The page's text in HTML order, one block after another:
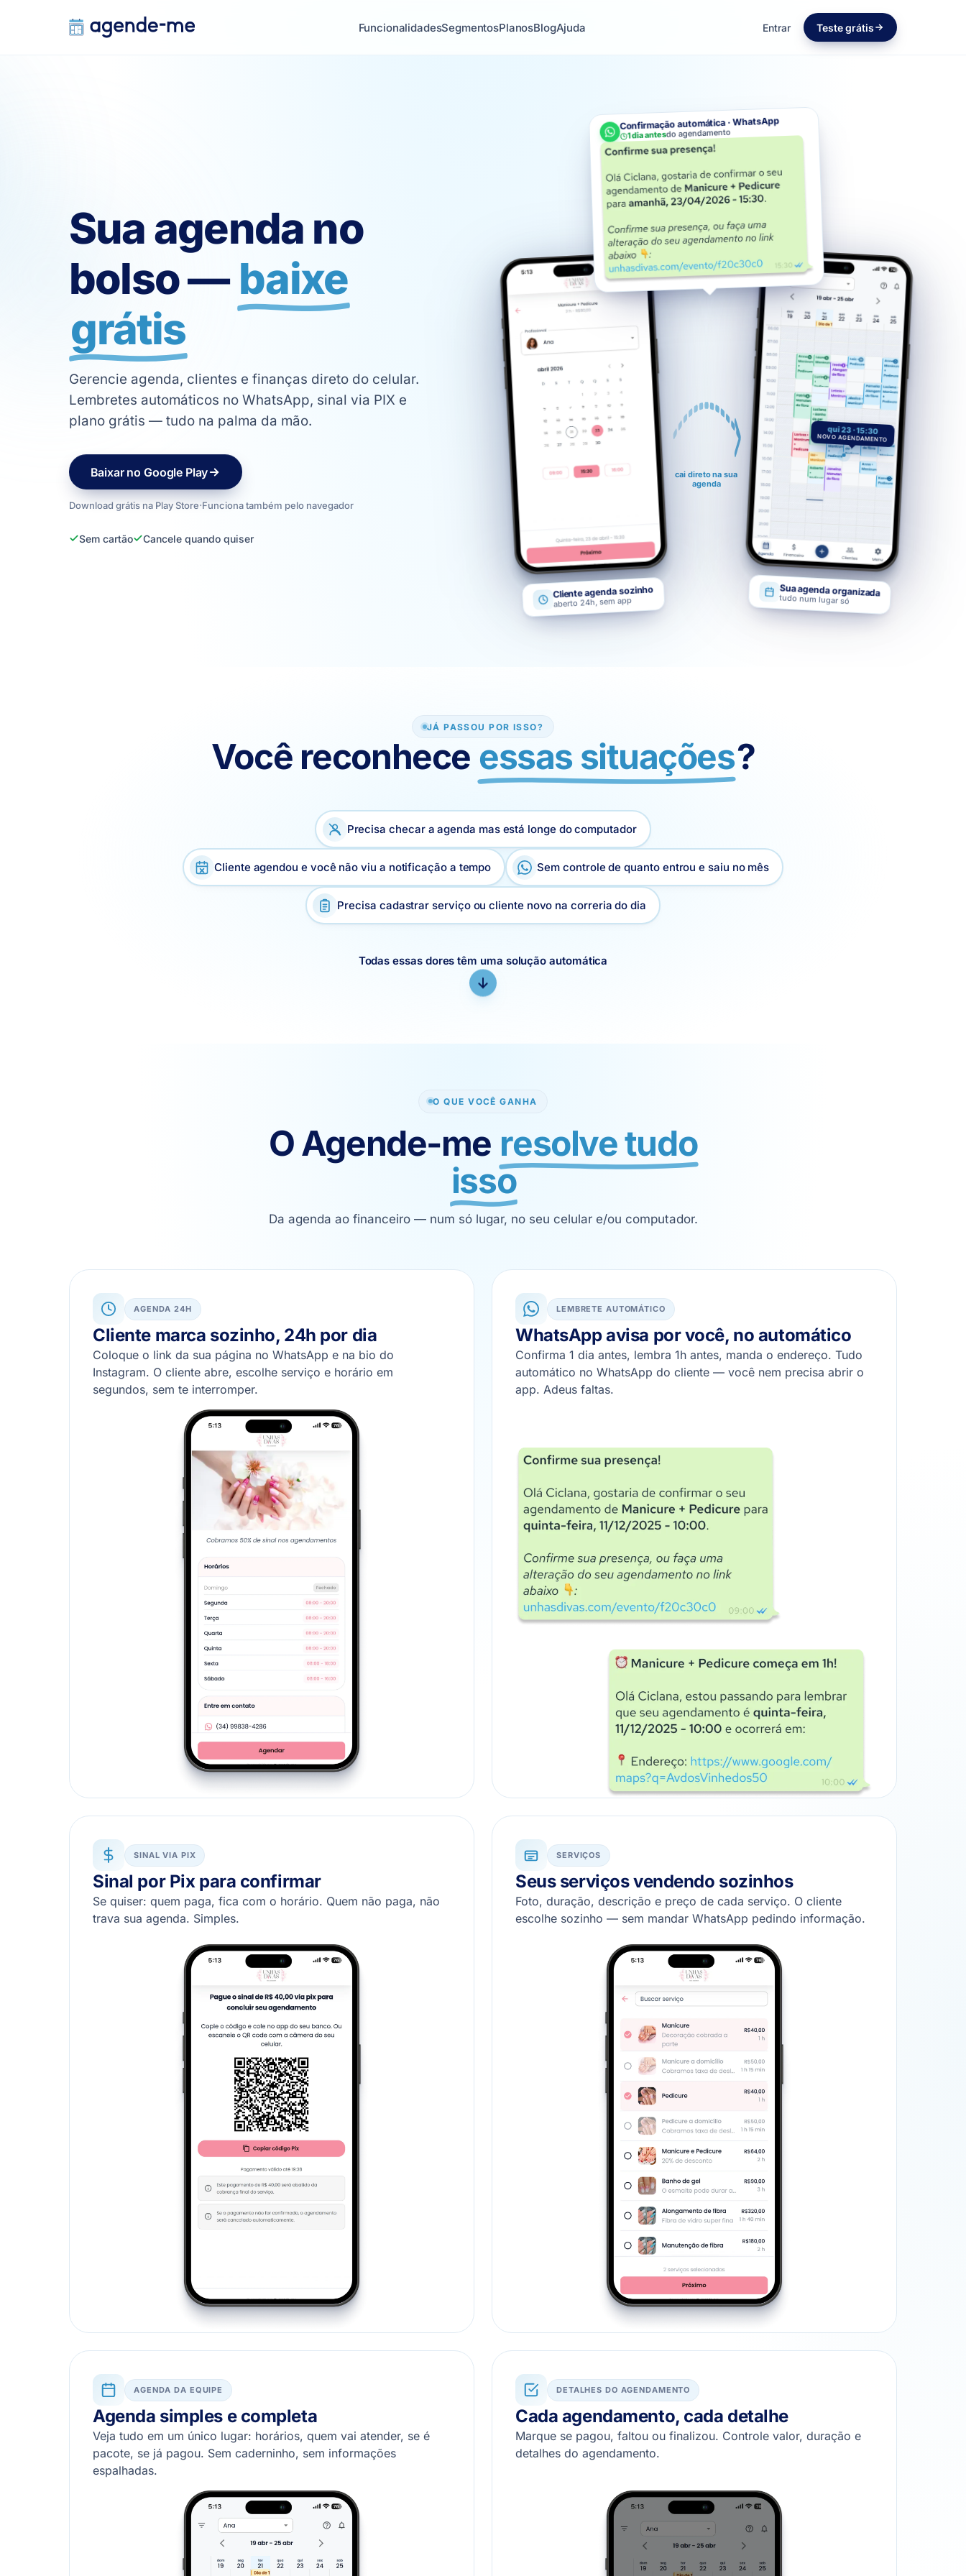
FuncionalidadesSegmentosPlanosBlogAjuda Entrar Teste grátis
Sua agenda no
bolso —baixe
grátis
Gerencie agenda, clientes e finanças direto do celular.
Lembretes automáticos no WhatsApp, sinal via PIX e
plano grátis — tudo na palma da mão.
Baixar no Google Play
Download grátis na Play Store·Funciona também pelo navegador
Sem cartão Cancele quando quiser
Cliente agenda sozinho
aberto 24h, sem app
cai direto na sua
agenda
qui 23 · 15:30
NOVO AGENDAMENTO
Sua agenda organizada
tudo num lugar só
Confirmação automática · WhatsApp
1 dia antesdo agendamento
JÁ PASSOU POR ISSO?
Você reconhece essas situações?
Precisa checar a agenda mas está longe do computador
Cliente agendou e você não viu a notificação a tempo Sem controle de quanto entrou e saiu no mês
Precisa cadastrar serviço ou cliente novo na correria do dia
Todas essas dores têm uma solução automática
O QUE VOCÊ GANHA
O Agende-me resolve tudo
isso
Da agenda ao financeiro — num só lugar, no seu celular e/ou computador.
AGENDA 24H
Cliente marca sozinho, 24h por dia
Coloque o link da sua página no WhatsApp e na bio do
Instagram. O cliente abre, escolhe serviço e horário em
segundos, sem te interromper.
LEMBRETE AUTOMÁTICO
WhatsApp avisa por você, no automático
Confirma 1 dia antes, lembra 1h antes, manda o endereço. Tudo
automático no WhatsApp do cliente — você nem precisa abrir o
app. Adeus faltas.
SINAL VIA PIX
Sinal por Pix para confirmar
Se quiser: quem paga, fica com o horário. Quem não paga, não
trava sua agenda. Simples.
SERVIÇOS
Seus serviços vendendo sozinhos
Foto, duração, descrição e preço de cada serviço. O cliente
escolhe sozinho — sem mandar WhatsApp pedindo informação.
AGENDA DA EQUIPE
Agenda simples e completa
Veja tudo em um único lugar: horários, quem vai atender, se é
pacote, se já pagou. Sem caderninho, sem informações
espalhadas.
DETALHES DO AGENDAMENTO
Cada agendamento, cada detalhe
Marque se pagou, faltou ou finalizou. Controle valor, duração e
detalhes do agendamento.